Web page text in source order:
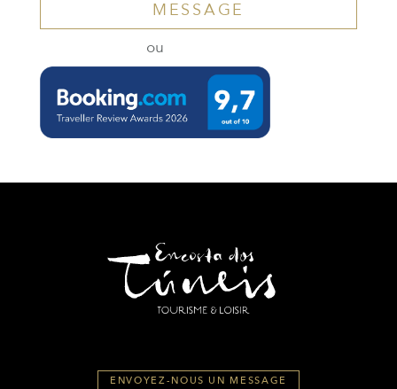
MESSAGE
ou
ENVOYEZ-NOUS UN MESSAGE